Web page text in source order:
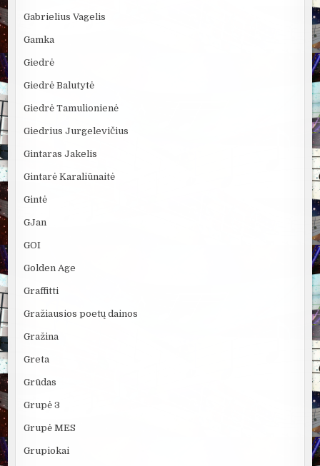
Gabrielius Vagelis
Gamka
Giedrė
Giedrė Balutytė
Giedrė Tamulionienė
Giedrius Jurgelevičius
Gintaras Jakelis
Gintarė Karaliūnaitė
Gintė
GJan
GOI
Golden Age
Graffitti
Gražiausios poetų dainos
Gražina
Greta
Grūdas
Grupė 3
Grupė MES
Grupiokai